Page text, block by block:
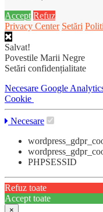
Accept Refuz
Privacy Center Setări
Salvat!
Povestile Marii Negre
Setări confidențialitate
Necesare Google
Cookie
Necesare
PHPSESSID
Refuz toate
Accept toate
×